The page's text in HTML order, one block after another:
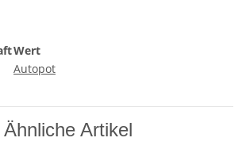
Wert
Autopot
Ähnliche Artikel